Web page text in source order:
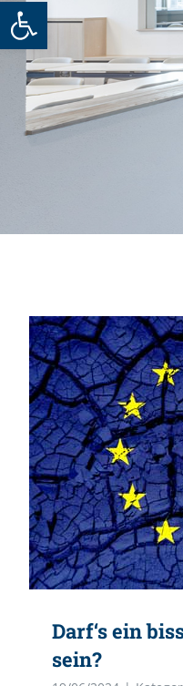
Werkzeugleiste öffnen
Darf‘s ein
sein?